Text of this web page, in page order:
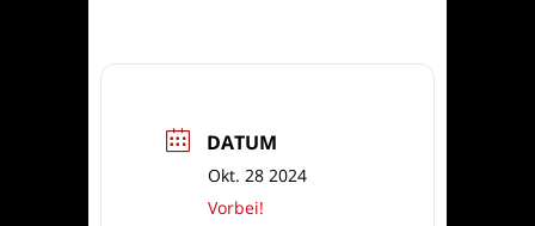
DATUM
Okt. 28 2024
Vorbei!